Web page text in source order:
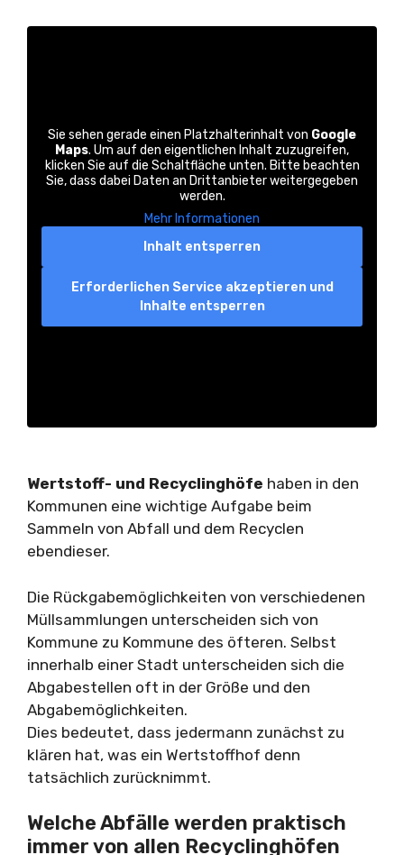
Sie sehen gerade einen Platzhalterinhalt von Google
Maps. Um auf den eigentlichen Inhalt zuzugreifen,
klicken Sie auf die Schaltfläche unten. Bitte beachten
Sie, dass dabei Daten an Drittanbieter weitergegeben
werden.
Mehr Informationen
Inhalt entsperren
Erforderlichen Service akzeptieren und
Inhalte entsperren
Wertstoff- und Recyclinghöfe haben in den
Kommunen eine wichtige Aufgabe beim
Sammeln von Abfall und dem Recyclen
ebendieser.
Die Rückgabemöglichkeiten von verschiedenen
Müllsammlungen unterscheiden sich von
Kommune zu Kommune des öfteren. Selbst
innerhalb einer Stadt unterscheiden sich die
Abgabestellen oft in der Größe und den
Abgabemöglichkeiten.
Dies bedeutet, dass jedermann zunächst zu
klären hat, was ein Wertstoffhof denn
tatsächlich zurücknimmt.
Welche Abfälle werden praktisch
immer von allen Recyclinghöfen